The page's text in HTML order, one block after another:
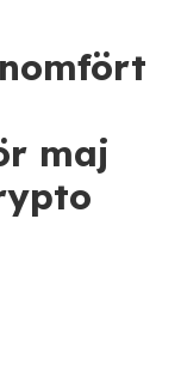
maj